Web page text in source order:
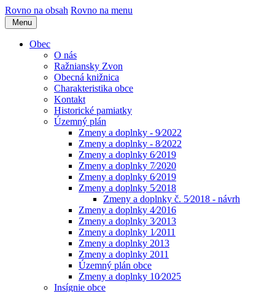
Rovno na obsah Rovno na menu
Menu
Obec
O nás
Ražniansky Zvon
Obecná knižnica
Charakteristika obce
Kontakt
Historické pamiatky
Územný plán
Zmeny a doplnky - 9⁄2022
Zmeny a doplnky - 8⁄2022
Zmeny a doplnky 6⁄2019
Zmeny a doplnky 7⁄2020
Zmeny a doplnky 6⁄2019
Zmeny a doplnky 5⁄2018
Zmeny a doplnky č. 5⁄2018 - návrh
Zmeny a doplnky 4⁄2016
Zmeny a doplnky 3⁄2013
Zmeny a doplnky 1⁄2011
Zmeny a doplnky 2013
Zmeny a doplnky 2011
Územný plán obce
Zmeny a doplnky 10⁄2025
Insígnie obce